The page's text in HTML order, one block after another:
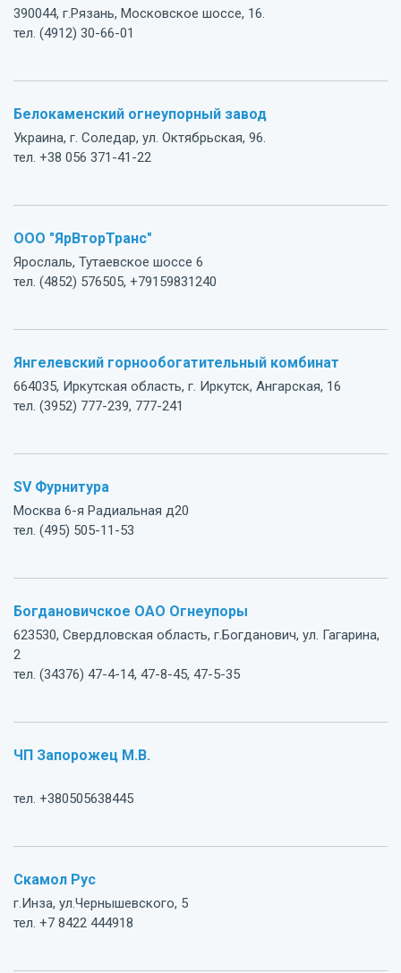
390044, г.Рязань, Московское шоссе, 16.
тел. (4912) 30-66-01
Белокаменский огнеупорный завод
Украина, г. Соледар, ул. Октябрьская, 96.
тел. +38 056 371-41-22
ООО "ЯрВторТранс"
Ярослаль, Тутаевское шоссе 6
тел. (4852) 576505, +79159831240
Янгелевский горнообогатительный комбинат
664035, Иркутская область, г. Иркутск, Ангарская, 16
тел. (3952) 777-239, 777-241
SV Фурнитура
Москва 6-я Радиальная д20
тел. (495) 505-11-53
Богдановичское ОАО Огнеупоры
623530, Свердловская область, г.Богданович, ул. Гагарина,
2
тел. (34376) 47-4-14, 47-8-45, 47-5-35
ЧП Запорожец М.В.
тел. +380505638445
Скамол Рус
г.Инза, ул.Чернышевского, 5
тел. +7 8422 444918